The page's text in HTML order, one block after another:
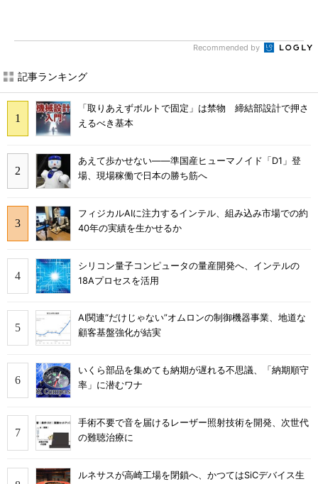
Recommended by
記事ランキング
「取りあえずボルトで固定」は禁物 締結部設計で押さ
えるべき基本
あえて歩かせない――準国産ヒューマノイド「D1」登
場、現場稼働で日本の勝ち筋へ
フィジカルAIに注力するインテル、組み込み市場での約
40年の実績を生かせるか
シリコン量子コンピュータの量産開発へ、インテルの
18Aプロセスを活用
AI関連“だけじゃない”オムロンの制御機器事業、地道な
顧客基盤強化が結実
いくら部品を集めても納期が遅れる不思議、「納期順守
率」に潜むワナ
手術不要で音を届けるレーザー照射技術を開発、次世代
の難聴治療に
ルネサスが高崎工場を閉鎖へ、かつてはSiCデバイス生